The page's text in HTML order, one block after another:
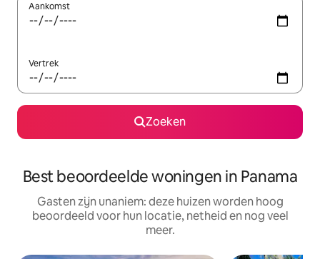
Aankomst
Vertrek
Zoeken
Best beoordeelde woningen in Panama
Gasten zijn unaniem: deze huizen worden hoog
beoordeeld voor hun locatie, netheid en nog veel
meer.